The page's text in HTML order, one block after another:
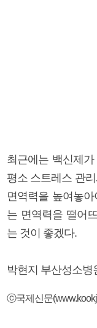
최근에는 백신제
평소 스트레스 관
면역력을 높여놓
는 면역력을 떨어
는 것이 좋겠다.
박현지 부산성소병
ⓒ국제신문